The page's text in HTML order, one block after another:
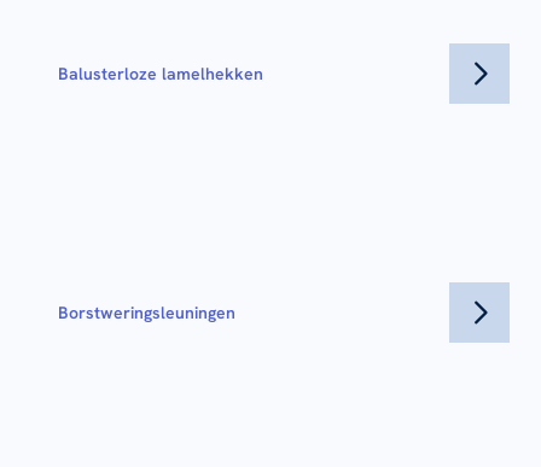
Balusterloze lamelhekken
Borstweringsleuningen